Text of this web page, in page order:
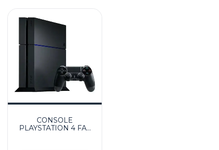
CONSOLE
PLAYSTATION 4 FAT